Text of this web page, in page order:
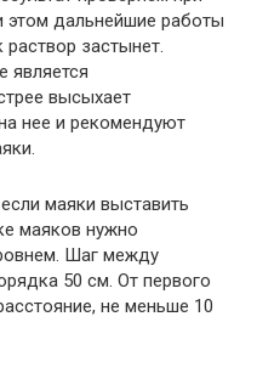
этом дальнейшие работы
раствор застынет.
является
высыхает
нее и рекомендуют
маяки выставить
маяков нужно
Шаг между
50 см. От первого
не меньше 10